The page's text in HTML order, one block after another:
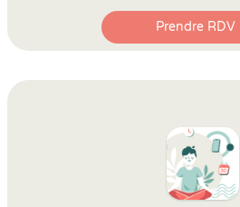
Prendre RDV